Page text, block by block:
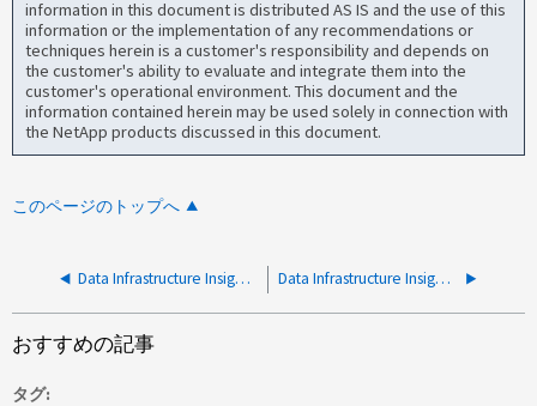
information in this document is distributed AS IS and the use of this
information or the implementation of any recommendations or
techniques herein is a customer's responsibility and depends on
the customer's ability to evaluate and integrate them into the
customer's operational environment. This document and the
information contained herein may be used solely in connection with
the NetApp products discussed in this document.
このページのトップへ
Data Infrastructure Insightsとは Data Infrastructure Insightsのノード利用率ストレス指標とは何ですか。また、なぜこの指標が使用されているのですか。
おすすめの記事
タグ